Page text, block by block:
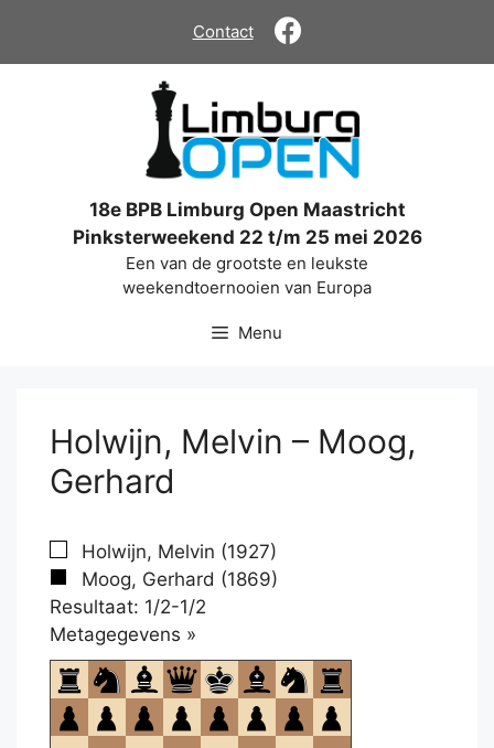
de
Contact
18e BPB Limburg Open Maastricht
Pinksterweekend 22 t/m 25 mei 2026
Een van de grootste en leukste
weekendtoernooien van Europa
Menu
Holwijn, Melvin – Moog,
Gerhard
Holwijn, Melvin (1927)
Moog, Gerhard (1869)
Resultaat: 1/2-1/2
Metagegevens »
om
te
openen.